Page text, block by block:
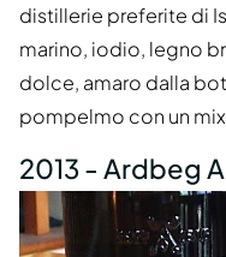
distillerie preferite di
marino, iodio, legno
dolce, amaro dalla
pompelmo con un
2013 - Ardbeg